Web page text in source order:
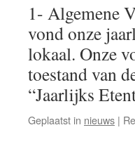
1- Algemene
vond onze
lokaal. Onze
toestand van
“Jaarlijks
Geplaatst in nieuws |